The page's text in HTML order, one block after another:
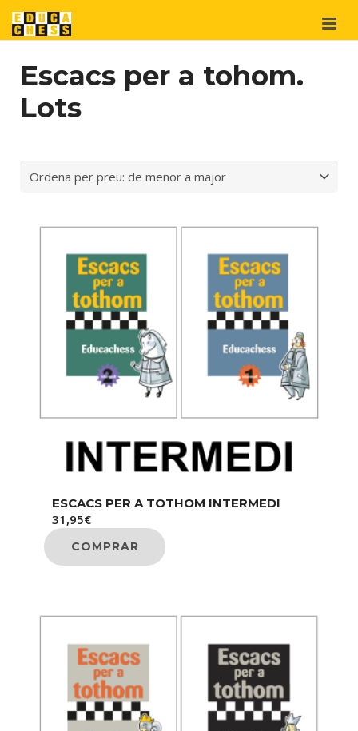
Projectes
Suport
i cooperació
Español
Escacs per a tohom.
Lots
ESCACS PER A TOTHOM INTERMEDI
31,95€
COMPRAR